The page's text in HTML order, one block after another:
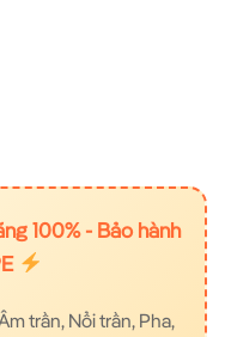
100% - Bảo hành
trần, Nổi trần, Pha,